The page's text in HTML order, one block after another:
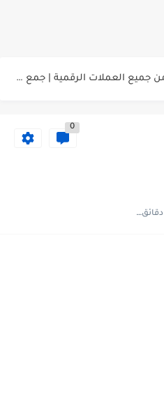
موقع تربح من جميع العملات الرقمية | جمع عملات رقمية...
0